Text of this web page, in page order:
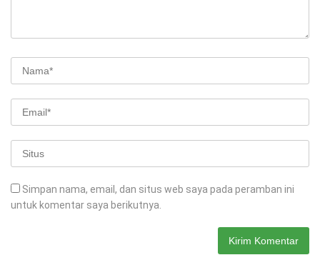
Simpan nama, email, dan situs web saya pada peramban ini
untuk komentar saya berikutnya.